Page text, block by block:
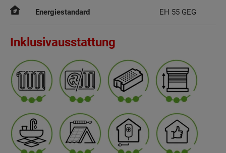
Energiestandard EH 55 GEG
Inklusivausstattung